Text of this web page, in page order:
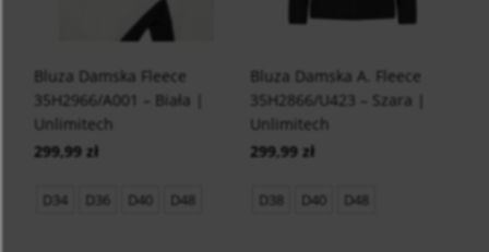
Bluza Damska Fleece
35H2966/A001 – Biała |
Unlimitech
299,99 zł
D34 D36 D40 D48
Bluza Damska A. Fleece
35H2866/U423 – Szara |
Unlimitech
299,99 zł
D38 D40 D48